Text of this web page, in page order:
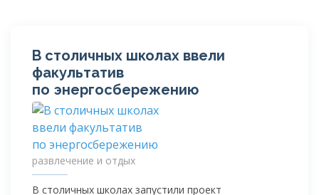
В столичных школах ввели
факультатив
по энергосбережению
развлечение и отдых
В столичных школах запустили проект